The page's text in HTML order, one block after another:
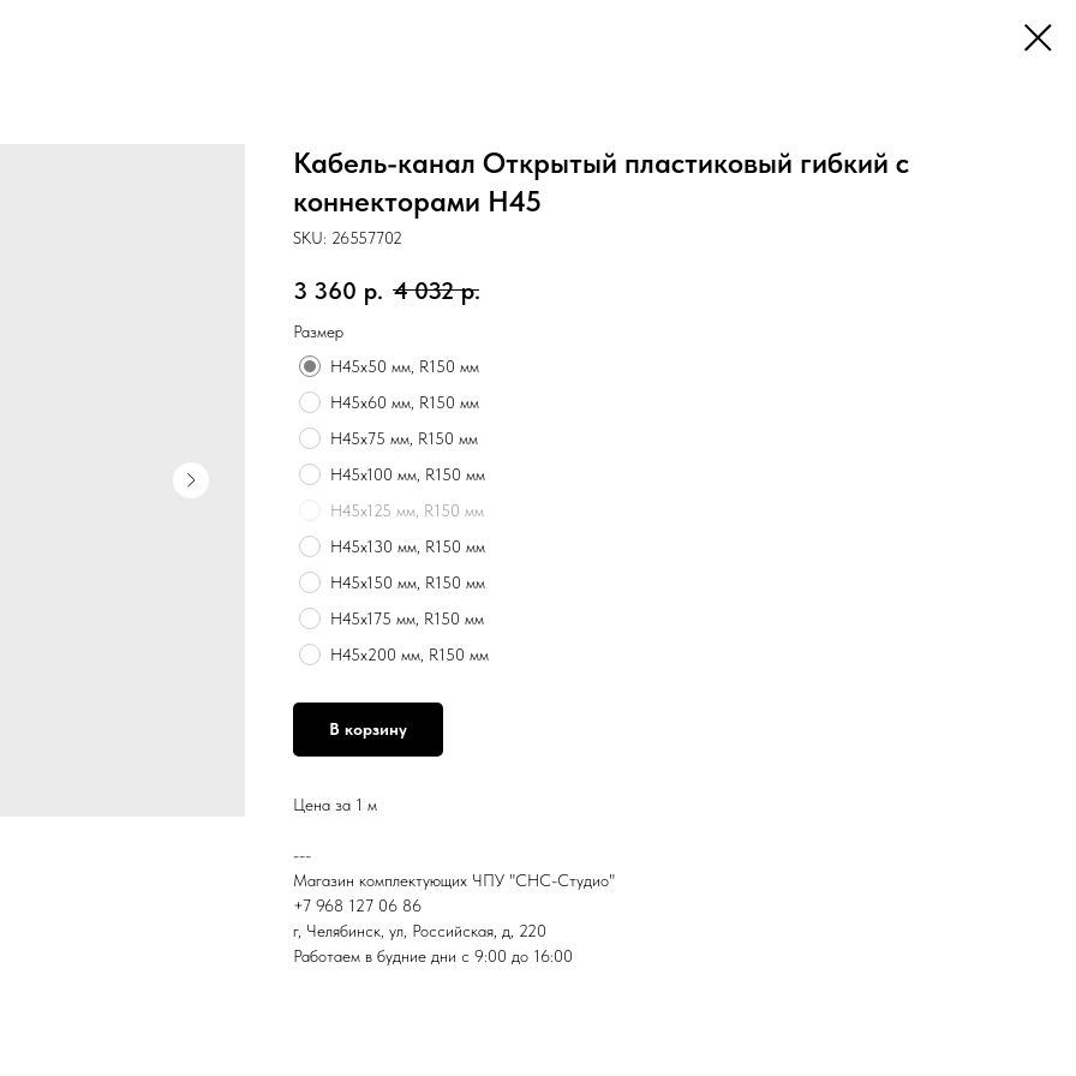
Кабель-канал Открытый пластиковый гибкий с
коннекторами H45
SKU: 26557702
3 360 р. 4 032 р.
Размер
H45х50 мм, R150 мм
H45х60 мм, R150 мм
H45х75 мм, R150 мм
H45х100 мм, R150 мм
H45х125 мм, R150 мм
H45х130 мм, R150 мм
H45х150 мм, R150 мм
H45х175 мм, R150 мм
H45х200 мм, R150 мм
В корзину
Цена за 1 м
---
Магазин комплектующих ЧПУ "СНС-Студио"
+7 968 127 06 86
г, Челябинск, ул, Российская, д, 220
Работаем в будние дни с 9:00 до 16:00